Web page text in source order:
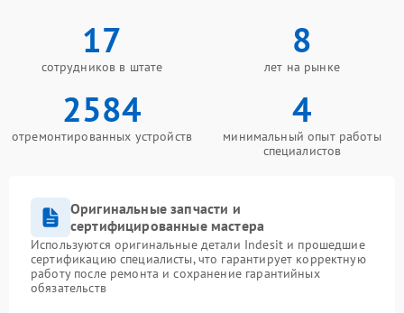
17
сотрудников в штате
8
лет на рынке
2584
отремонтированных устройств
4
минимальный опыт работы
специалистов
Оригинальные запчасти и
сертифицированные мастера
Используются оригинальные детали Indesit и прошедшие
сертификацию специалисты, что гарантирует корректную
работу после ремонта и сохранение гарантийных
обязательств